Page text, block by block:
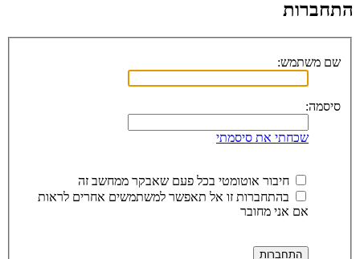
התחברות
שם משתמש:
סיסמה:
שכחתי את סיסמתי
חיבור אוטומטי בכל פעם שאבקר ממחשב זה
בהתחברות זו אל תאפשר למשתמשים אחרים לראות
אם אני מחובר